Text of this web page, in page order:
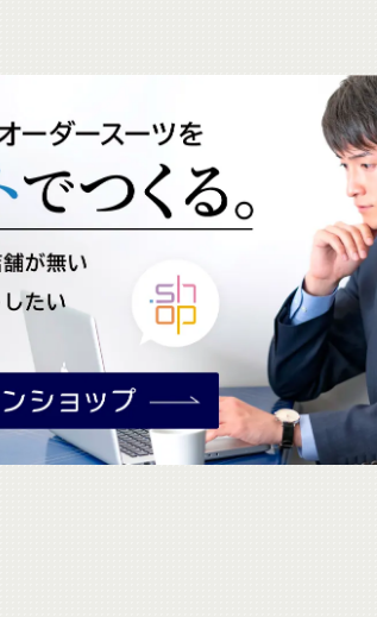
ーしてください